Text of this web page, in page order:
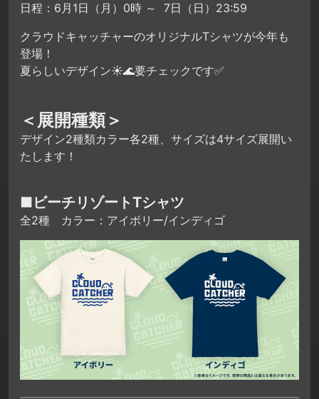
日程：6月1日（月）0時 ～ 7日（日）23:59
クラウドキャッチャーのオリジナルTシャツが今年も
登場！
夏らしいデザイン☀🌊要チェックです✅
＜展開種類＞
デザイン2種類カラー各2種、サイズは4サイズ展開い
たします！
■ビーチリゾートTシャツ
全2種 カラー：アイボリー/インディゴ